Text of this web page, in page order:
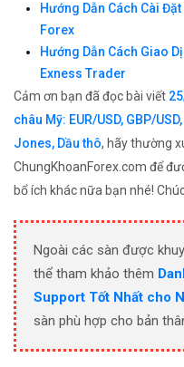
Hướng Dẫn Cách Cài
Forex
Hướng Dẫn Cách Giao
Exness Trader
Cảm ơn bạn đã đọc bài viết
châu Mỹ: EUR/USD, GBP/
Jones, Dầu thô, hãy thường
ChungKhoanForex.com để
bổ ích khác nữa bạn nhé!
Ngoài các sàn được
thể tham khảo thêm
Support Tốt Nhất cho
sàn phù hợp cho bản